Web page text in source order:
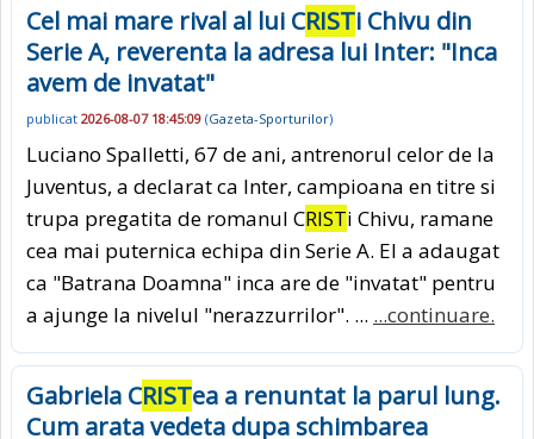
Cel mai mare rival al lui CRISTi Chivu din
Serie A, reverenta la adresa lui Inter: "Inca
avem de invatat"
publicat 2026-08-07 18:45:09 (Gazeta-Sporturilor)
Luciano Spalletti, 67 de ani, antrenorul celor de la
Juventus, a declarat ca Inter, campioana en titre si
trupa pregatita de romanul CRISTi Chivu, ramane
cea mai puternica echipa din Serie A. El a adaugat
ca "Batrana Doamna" inca are de "invatat" pentru
a ajunge la nivelul "nerazzurrilor". ... ...continuare.
Gabriela CRISTea a renuntat la parul lung.
Cum arata vedeta dupa schimbarea